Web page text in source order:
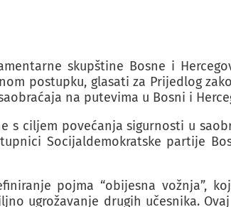
skupštine Bosne i
postupku, glasati za Prijedlog
na putevima u Bosni i
s ciljem povećanja sigurnosti u
Socijaldemokratske partije
pojma “obijesna vožnja”,
ugrožavanje drugih učesnika.